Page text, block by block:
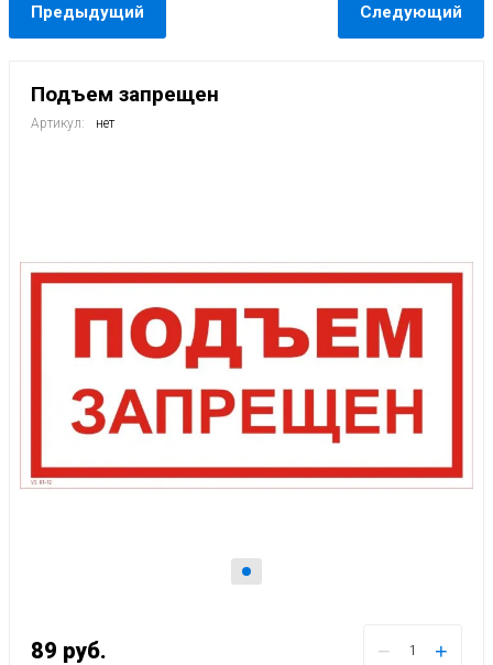
Предыдущий Следующий
Подъем запрещен
Артикул: нет
89 руб. − +